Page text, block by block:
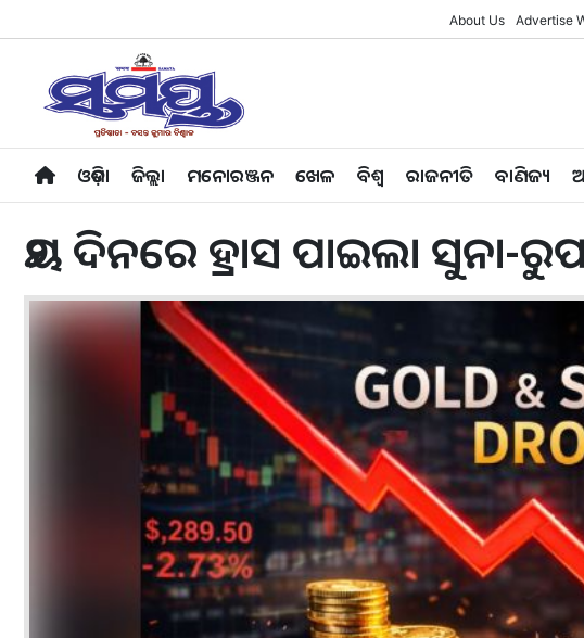
About Us Advertise
ଓଡ଼ିଶା ଜିଲ୍ଲା ମନୋରଞ୍ଜନ ଖେଳ ବିଶ୍ବ ରାଜନୀତି ବାଣିଜ୍ୟ
୨ୟ ଦିନରେ ହ୍ରାସ ପାଇଲା ସୁନା-